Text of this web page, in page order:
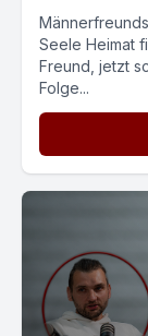
Seele Heimat
Freund, jetzt
Folge...